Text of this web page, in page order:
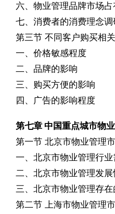
六、物业管理品牌市场
七、消费者的消费理念调
第三节 不同客户购买相
一、价格敏感程度
二、品牌的影响
三、购买方便的影响
四、广告的影响程度
第七章 中国重点城市物
第一节 北京市物业管理
一、北京市物业管理行
二、北京市物业管理发
三、北京市物业管理存
第二节
上海市物业管理